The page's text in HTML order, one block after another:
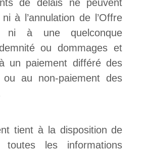
de délais ne peuvent
à l’annulation de l’Offre
ni à une quelconque
ou dommages et
un paiement différé des
ou au non-paiement des
tient à la disposition de
toutes les informations